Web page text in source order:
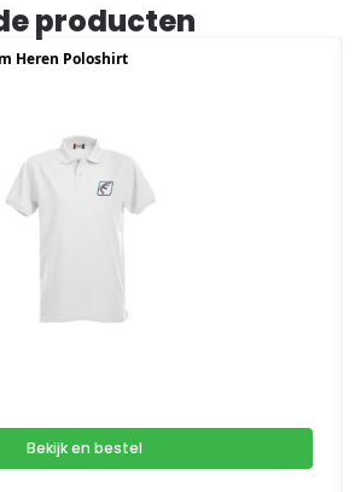
producten
Heren Poloshirt
Bekijk en bestel